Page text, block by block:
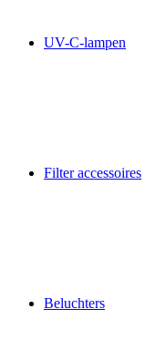
UV-C-lampen
Filter accessoires
Beluchters